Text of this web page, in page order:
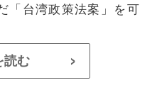
「台湾政策法案」を可
読む >